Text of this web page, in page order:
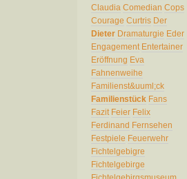
Claudia Comedian Cops
Courage Curtris Der
Dieter Dramaturgie Eder
Engagement Entertainer
Eröffnung Eva
Fahnenweihe
Familienst&uuml;ck
Familienstück Fans
Fazit Feier Felix
Ferdinand Fernsehen
Festpiele Feuerwehr
Fichtelgebigre
Fichtelgebirge